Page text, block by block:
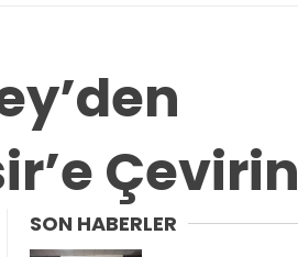
Çevirin
SON HABERLER